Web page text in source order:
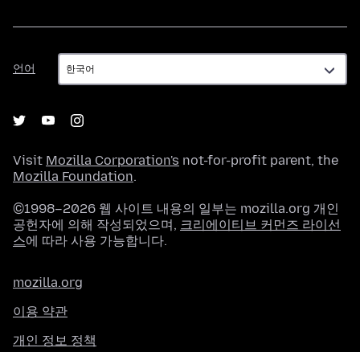
언어
언
어
Visit Mozilla Corporation's not-for-profit parent, the
Mozilla Foundation.
©1998–2026 웹 사이트 내용의 일부는 mozilla.org 개인
공헌자에 의해 작성되었으며, 크리에이티브 커먼즈 라이선
스에 따라 사용 가능합니다.
mozilla.org
이용 약관
개인 정보 정책